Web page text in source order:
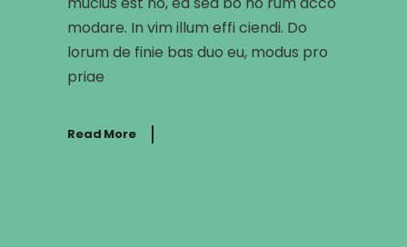
modare. In vim illum effi ciendi. Do
lorum de finie bas duo eu, modus pro
priae
Read More